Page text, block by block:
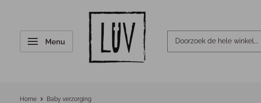
Menu
Home Baby verzorging